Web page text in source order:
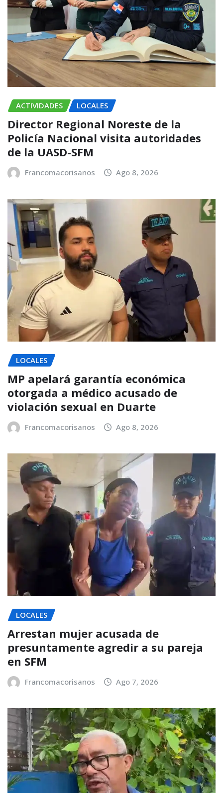
ACTIVIDADES LOCALES
Director Regional Noreste de la
Policía Nacional visita autoridades
de la UASD-SFM
Francomacorisanos Ago 8, 2026
LOCALES
MP apelará garantía económica
otorgada a médico acusado de
violación sexual en Duarte
Francomacorisanos Ago 8, 2026
LOCALES
Arrestan mujer acusada de
presuntamente agredir a su pareja
en SFM
Francomacorisanos Ago 7, 2026